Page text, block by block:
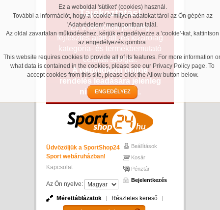
Ez a weboldal 'sütiket' (cookies) használ.
További a információt, hogy a 'cookie' milyen adatokat tárol az Ön gépén az
'Adatvédelem' menüpontban talál.
Az oldal zavartalan működéséhez, kérjük engedélyezze a 'cookie'-kat, kattintson
az engedélyezés gombra.
This website requires cookies to provide all of its features. For more information
what data is contained in the cookies, please see our Privacy Policy page. To
accept cookies from this site, please click the Allow button below.
ENGEDÉLYEZ
Tájékoztatás!
Ez a weboldal jelenleg
fejlesztés alatt áll, és kizárólag
kategória- és termékbemutató
célokat szolgál.
A weboldalon online
rendelés leadására jelenleg
nincs lehetőség.
Üdvözöljük a SportShop24
Sport webáruházban!
Kapcsolat
Az Ön nyelve:
Beállítások
Kosár
Pénztár
Bejelentkezés
Mérettáblázatok Részletes kereső